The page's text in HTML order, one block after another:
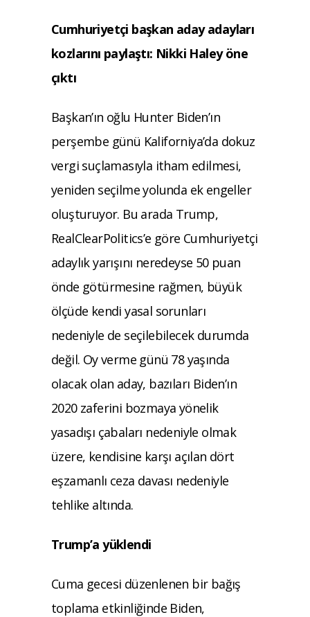
Cumhuriyetçi başkan aday adayları
kozlarını paylaştı: Nikki Haley öne
çıktı
Başkan’ın oğlu Hunter Biden’ın
perşembe günü Kaliforniya’da dokuz
vergi suçlamasıyla itham edilmesi,
yeniden seçilme yolunda ek engeller
oluşturuyor. Bu arada Trump,
RealClearPolitics’e göre Cumhuriyetçi
adaylık yarışını neredeyse 50 puan
önde götürmesine rağmen, büyük
ölçüde kendi yasal sorunları
nedeniyle de seçilebilecek durumda
değil. Oy verme günü 78 yaşında
olacak olan aday, bazıları Biden’ın
2020 zaferini bozmaya yönelik
yasadışı çabaları nedeniyle olmak
üzere, kendisine karşı açılan dört
eşzamanlı ceza davası nedeniyle
tehlike altında.
Trump’a yüklendi
Cuma gecesi düzenlenen bir bağış
toplama etkinliğinde Biden,